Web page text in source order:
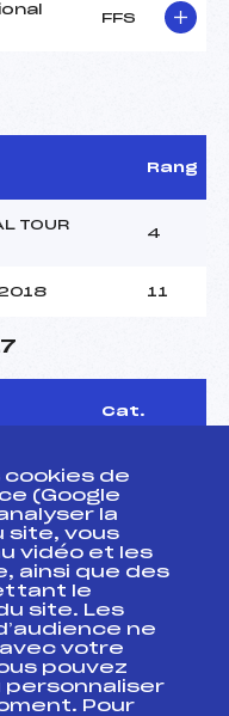
FFS
Rang
TOUR
4
2018 11
Cat.
DE
DE
MASS
de Fond
FFS
DE
DE
DE
DE
FFS
cookies de
(Google
la
site, vous
vidéo et les
ainsi que des
le
site. Les
ne
votre
pouvez
Pour